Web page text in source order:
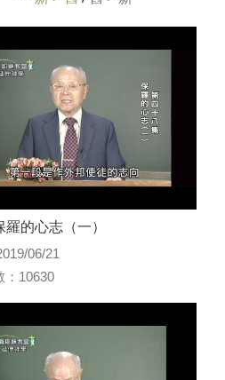
羅的心志（一）
06/21
：10630